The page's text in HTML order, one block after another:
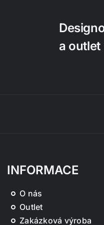
a
INFORMACE
O nás
Outlet
Zakázková výroba